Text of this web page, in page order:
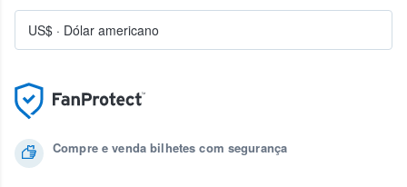
Compre e venda bilhetes com segurança
US$ · Dólar americano